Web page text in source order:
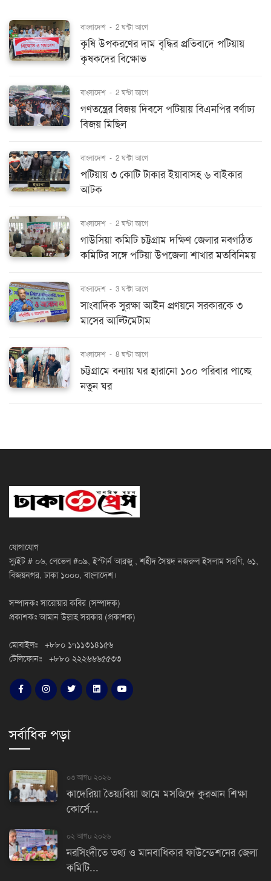
বাংলাদেশ - 2 ঘন্টা আগে
কৃষি উপকরণের দাম বৃদ্ধির প্রতিবাদে পটিয়ায়
কৃষকদের বিক্ষোভ
বাংলাদেশ - 2 ঘন্টা আগে
গণতন্ত্রের বিজয় দিবসে পটিয়ায় বিএনপির বর্ণাঢ্য
বিজয় মিছিল
বাংলাদেশ - 2 ঘন্টা আগে
পটিয়ায় ৩ কোটি টাকার ইয়াবাসহ ৬ বাইকার
আটক
বাংলাদেশ - 2 ঘন্টা আগে
গাউসিয়া কমিটি চট্টগ্রাম দক্ষিণ জেলার নবগঠিত
কমিটির সঙ্গে পটিয়া উপজেলা শাখার মতবিনিময়
বাংলাদেশ - 3 ঘন্টা আগে
সাংবাদিক সুরক্ষা আইন প্রণয়নে সরকারকে ৩
মাসের আল্টিমেটাম
বাংলাদেশ - 8 ঘন্টা আগে
চট্টগ্রামে বন্যায় ঘর হারানো ১০০ পরিবার পাচ্ছে
নতুন ঘর
যোগাযোগ
স্যুইট # ০৬, লেভেল #০৯, ইস্টার্ন আরজু , শহীদ সৈয়দ নজরুল ইসলাম সরণি, ৬১,
বিজয়নগর, ঢাকা ১০০০, বাংলাদেশ।
সম্পাদকঃ সারোয়ার কবির (সম্পাদক)
প্রকাশকঃ আমান উল্লাহ সরকার (প্রকাশক)
মোবাইলঃ +৮৮০ ১৭১১৩১৪১৫৬
টেলিফোনঃ +৮৮০ ২২২৬৬৬৫৫৩৩
সর্বাধিক পড়া
০৩ আগu ২০২৬
কাদেরিয়া তৈয়্যবিয়া জামে মসজিদে কুরআন শিক্ষা
কোর্সে...
০২ আগu ২০২৬
নরসিংদীতে তথ্য ও মানবাধিকার ফাউন্ডেশনের জেলা
কমিটি...